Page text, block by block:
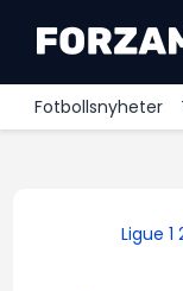
Fotbollsnyheter
Ligue 1